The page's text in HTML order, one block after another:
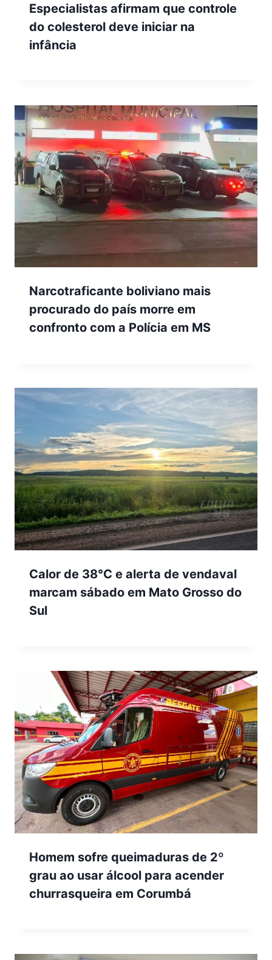
Especialistas afirmam que controle
do colesterol deve iniciar na
infância
Narcotraficante boliviano mais
procurado do país morre em
confronto com a Polícia em MS
Calor de 38°C e alerta de vendaval
marcam sábado em Mato Grosso do
Sul
Homem sofre queimaduras de 2º
grau ao usar álcool para acender
churrasqueira em Corumbá